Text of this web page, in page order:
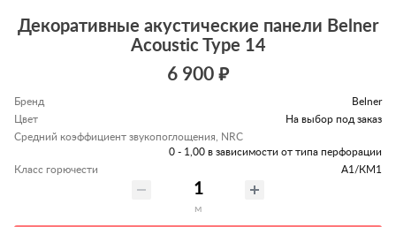
Декоративные акустические панели Belner
Acoustic Type 14
6 900 ₽
Бренд
Belner
Цвет
На выбор под заказ
Средний коэффициент звукопоглощения, NRC
0 - 1,00 в зависимости от типа перфорации
Класс горючести
А1/КМ1
м